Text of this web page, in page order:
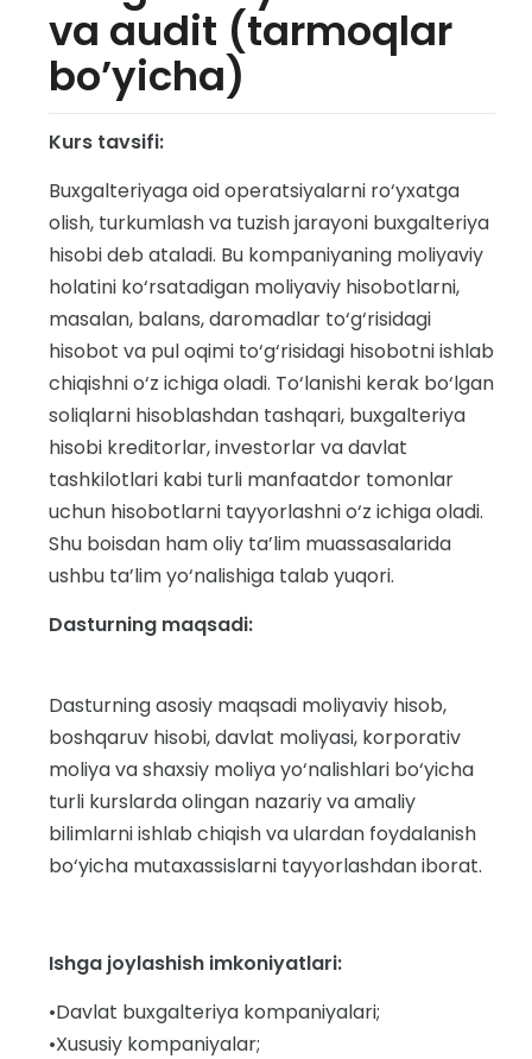
va audit (tarmoqlar
bo’yicha)
Kurs tavsifi:
Buxgalteriyaga oid operatsiyalarni ro‘yxatga
olish, turkumlash va tuzish jarayoni buxgalteriya
hisobi deb ataladi. Bu kompaniyaning moliyaviy
holatini ko‘rsatadigan moliyaviy hisobotlarni,
masalan, balans, daromadlar to‘g‘risidagi
hisobot va pul oqimi to‘g‘risidagi hisobotni ishlab
chiqishni o‘z ichiga oladi. To‘lanishi kerak bo‘lgan
soliqlarni hisoblashdan tashqari, buxgalteriya
hisobi kreditorlar, investorlar va davlat
tashkilotlari kabi turli manfaatdor tomonlar
uchun hisobotlarni tayyorlashni o‘z ichiga oladi.
Shu boisdan ham oliy ta’lim muassasalarida
ushbu ta’lim yo‘nalishiga talab yuqori.
Dasturning maqsadi:
Dasturning asosiy maqsadi moliyaviy hisob,
boshqaruv hisobi, davlat moliyasi, korporativ
moliya va shaxsiy moliya yo‘nalishlari bo‘yicha
turli kurslarda olingan nazariy va amaliy
bilimlarni ishlab chiqish va ulardan foydalanish
bo‘yicha mutaxassislarni tayyorlashdan iborat.
Ishga joylashish imkoniyatlari:
•Davlat buxgalteriya kompaniyalari;
•Xususiy kompaniyalar;